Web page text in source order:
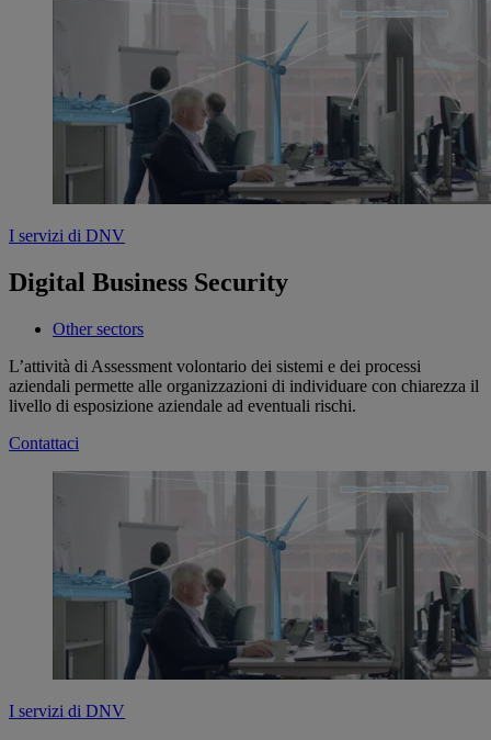
I servizi di DNV
Digital Business Security
Other sectors
L’attività di Assessment volontario dei sistemi e dei processi
aziendali permette alle organizzazioni di individuare con chiarezza il
livello di esposizione aziendale ad eventuali rischi.
Contattaci
I servizi di DNV